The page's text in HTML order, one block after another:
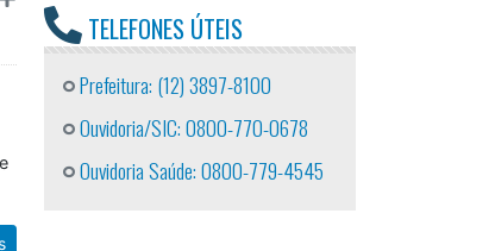
TELEFONES ÚTEIS
Prefeitura: (12) 3897-8100
Ouvidoria/SIC: 0800-770-0678
Ouvidoria Saúde: 0800-779-4545